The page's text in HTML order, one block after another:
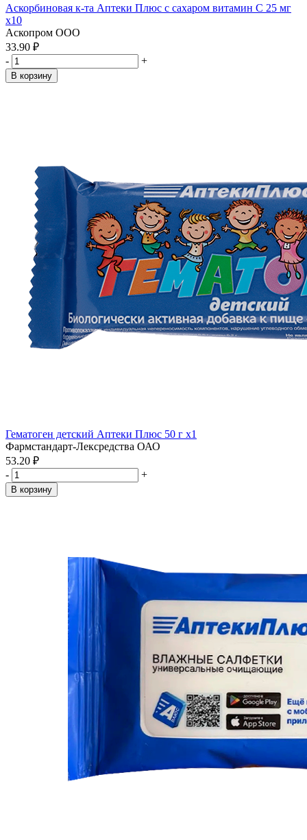
Аскорбиновая к-та Аптеки Плюс с сахаром витамин С 25 мг
x10
Аскопром ООО
33.90 ₽
-
+
В корзину
Гематоген детский Аптеки Плюс 50 г x1
Фармстандарт-Лексредства ОАО
53.20 ₽
-
+
В корзину